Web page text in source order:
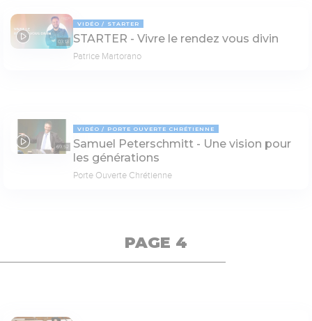
03:13
VIDÉO STARTER
STARTER - Vivre le rendez vous divin
Patrice Martorano
69:52
VIDÉO PORTE OUVERTE CHRÉTIENNE
Samuel Peterschmitt - Une vision pour
les générations
Porte Ouverte Chrétienne
PAGE 4